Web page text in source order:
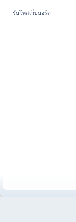
รับโพสเว็บบอร์ด